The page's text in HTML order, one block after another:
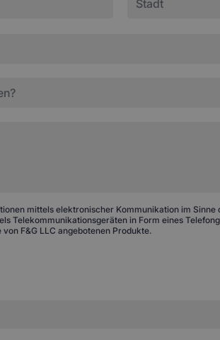
mittels elektronischer Kommunikation im Sinne
Telekommunikationsgeräten in Form eines
F&G LLC angebotenen Produkte.